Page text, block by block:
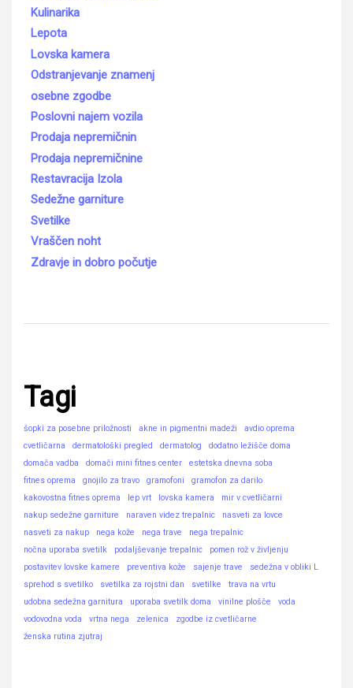
Kulinarika
Lepota
Lovska kamera
Odstranjevanje znamenj
osebne zgodbe
Poslovni najem vozila
Prodaja nepremičnin
Prodaja nepremičnine
Restavracija Izola
Sedežne garniture
Svetilke
Vraščen noht
Zdravje in dobro počutje
Tagi
šopki za posebne priložnosti akne in pigmentni madeži
avdio oprema
cvetličarna
dermatološki pregled dermatolog
dodatno ležišče doma
domača vadba
domači mini fitnes center
estetska dnevna soba
fitnes oprema
gnojilo za travo gramofoni
gramofon za darilo
kakovostna fitnes oprema
lep vrt lovska kamera
mir v cvetličarni
nakup sedežne garniture
naraven videz trepalnic
nasveti za lovce
nasveti za nakup
nega kože nega trave
nega trepalnic
nočna uporaba svetilk
podaljševanje trepalnic
pomen rož v življenju
postavitev lovske kamere
preventiva kože sajenje trave
sedežna v obliki L
sprehod s svetilko
svetilka za rojstni dan svetilke
trava na vrtu
udobna sedežna garnitura
uporaba svetilk doma vinilne plošče
voda
vodovodna voda
vrtna nega zelenica
zgodbe iz cvetličarne
ženska rutina zjutraj